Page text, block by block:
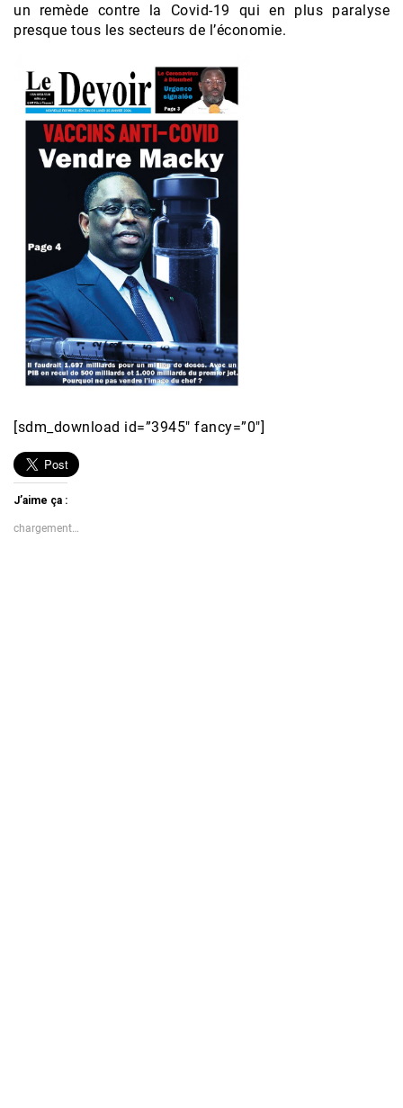
un remède contre la Covid-19 qui en plus paralyse
presque tous les secteurs de l’économie.
[sdm_download id=”3945″ fancy=”0″]
J’aime ça :
chargement…